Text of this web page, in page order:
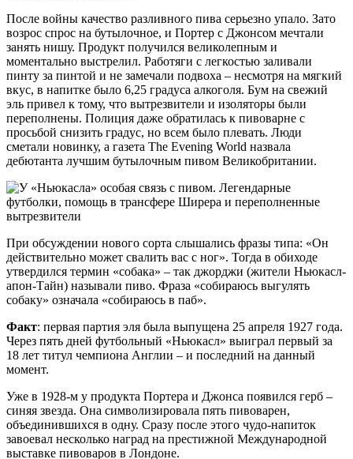
После войны качество разливного пива серьезно упало. Зато
возрос спрос на бутылочное, и Портер с Джонсом мечтали
занять нишу. Продукт получился великолепным и
моментально выстрелил. Работяги с легкостью заливали
пинту за пинтой и не замечали подвоха – несмотря на мягкий
вкус, в напитке было 6,25 градуса алкоголя. Бум на свежий
эль привел к тому, что вытрезвители и изоляторы были
переполнены. Полиция даже обратилась к пивоварне с
просьбой снизить градус, но всем было плевать. Люди
сметали новинку, а газета The Evening World назвала
дебютанта лучшим бутылочным пивом Великобритании.
При обсуждении нового сорта слышались фразы типа: «Он
действительно может свалить вас с ног». Тогда в обиходе
утвердился термин «собака» – так джорджи (жители Ньюкасл-
апон-Тайн) называли пиво. Фраза «собираюсь выгулять
собаку» означала «собираюсь в паб».
Факт: первая партия эля была выпущена 25 апреля 1927 года.
Через пять дней футбольный «Ньюкасл» выиграл первый за
18 лет титул чемпиона Англии – и последний на данный
момент.
Уже в 1928-м у продукта Портера и Джонса появился герб –
синяя звезда. Она символизировала пять пивоварен,
объединившихся в одну. Сразу после этого чудо-напиток
завоевал несколько наград на престижной Международной
выставке пивоваров в Лондоне.